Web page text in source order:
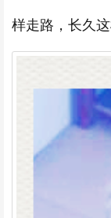
样走路，长久